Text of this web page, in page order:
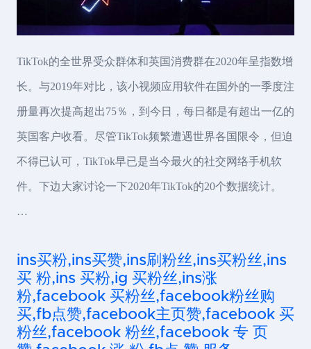
TikTok的全世界受众群体和英国消费群在2020年呈指数增
长。与2019年对比，该小视频应用软件在国外的一季度注
册量再次提高超出75％，到今日，每日都是有超出一亿的
英国客户收看。尽管TikTok频繁遭遇世界各国限令，但迫
不得已认可，TikTok早已是当今最火的社交网络手机软
件。下边大家讨论一下2020年TikTok的20个数据统计。
…
ins买粉,ins买赞,ins刷粉丝,ins买粉丝,ins
买 粉,ins 买粉,ig 买粉丝,ins涨
粉,facebook 买粉丝,facebook粉丝购
买,fb点赞,facebook主页赞,facebook 买
粉丝,facebook 粉丝,facebook 专 页